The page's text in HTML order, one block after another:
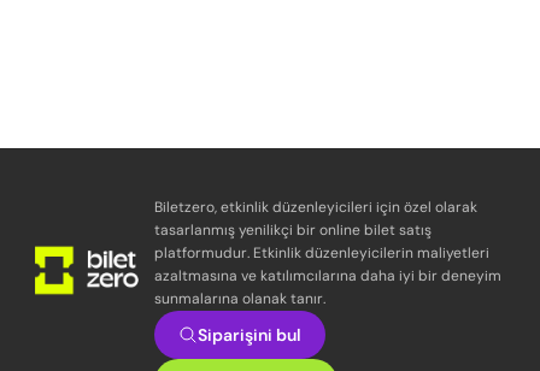
Biletzero, etkinlik düzenleyicileri için özel olarak
tasarlanmış yenilikçi bir online bilet satış
platformudur. Etkinlik düzenleyicilerin maliyetleri
azaltmasına ve katılımcılarına daha iyi bir deneyim
sunmalarına olanak tanır.
Siparişini bul